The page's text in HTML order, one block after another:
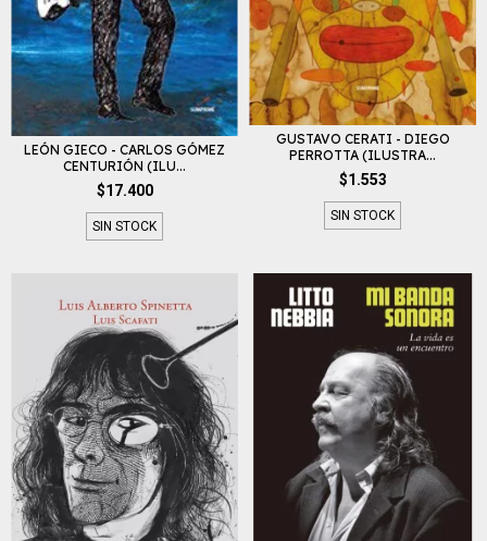
LEÓN GIECO - CARLOS GÓMEZ
CENTURIÓN (ILU...
$17.400
SIN STOCK
GUSTAVO CERATI - DIEGO
PERROTTA (ILUSTRA...
$1.553
SIN STOCK